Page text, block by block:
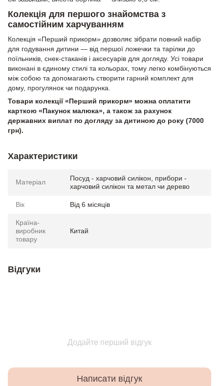
Колекція для першого знайомства з
самостійним харчуванням
Колекція «Перший прикорм» дозволяє зібрати повний набір
для годування дитини — від першої ложечки та тарілки до
поїльників, снек-стаканів і аксесуарів для догляду. Усі товари
виконані в єдиному стилі та кольорах, тому легко комбінуються
між собою та допомагають створити гарний комплект для
дому, прогулянок чи подарунка.
Товари колекції «Перший прикорм» можна оплатити
карткою «Пакунок малюка», а також за рахунок
державних виплат по догляду за дитиною до року (7000
грн).
Характеристики
Матеріал
Посуд - харчовий силікон, прибори -
харчовий силікон та метал чи дерево
Вік Від 6 місяців
Країна-
виробник
товару
Китай
Відгуки
Додайте перший відгук
Написати відгук